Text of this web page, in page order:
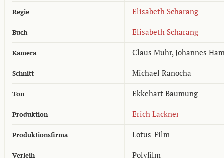
Regie Elisabeth Scharang
Buch Elisabeth Scharang
Kamera Claus Muhr,Johannes
Schnitt Michael Ranocha
Ton Ekkehart Baumung
Produktion Erich Lackner
Produktionsfirma Lotus-Film
Verleih Polyfilm